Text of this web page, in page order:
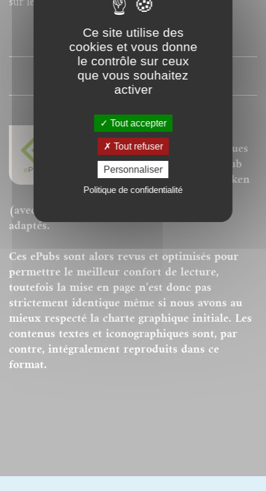
SOMMAIRE
PRESSE
Nos ePubs sont des versions
adaptées aux liseuses électroniques
prenant en charge le format ePub
de type Sony Reader, Kobo, Booken
Cybook, Kindle, Ipad ou Iphone
(avec l'appli iBooks) ou autres "ereaders"
adaptés.
Ces ePubs sont alors revus et optimisés pour
permettre le meilleur confort de lecture,
toutefois la mise en page n'est donc pas
strictement identique même si nous avons au
mieux respecté la charte graphique initiale. Les
contenus textes et iconographiques sont, par
contre, intégralement reproduits dans ce
format.
Ce site utilise des
cookies et vous donne
le contrôle sur ceux
que vous souhaitez
activer
Tout accepter
Tout refuser
Personnaliser
Politique de confidentialité